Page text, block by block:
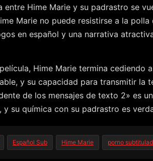
entre Hime Marie y su padrastro se
Marie no puede resistirse a la
en español y una narrativa
Hime Marie termina
y su capacidad para transmitir la
de los mensajes de texto 2» es
y su química con su padrastro es
Español Sub Hime Marie porno